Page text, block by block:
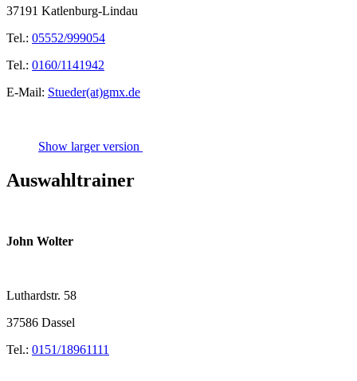
37191 Katlenburg-Lindau
Tel.: 05552/999054
Tel.: 0160/1141942
E-Mail: Stueder(at)gmx.de
Show larger version
Auswahltrainer
John Wolter
Luthardstr. 58
37586 Dassel
Tel.: 0151/18961111